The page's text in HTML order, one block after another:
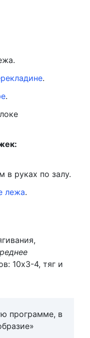
.
.
в руках по залу.
лежа.
10х3-4, тяг и
программе, в